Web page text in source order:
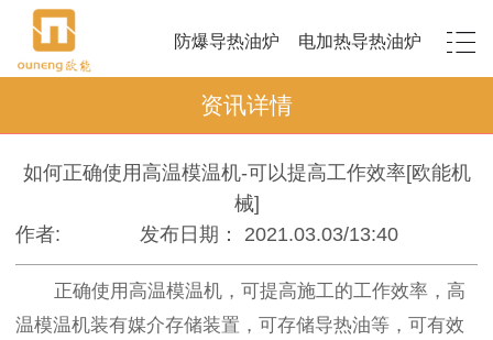
防爆导热油炉 电加热导热油炉
资讯详情
如何正确使用高温模温机-可以提高工作效率[欧能机
械]
作者:
发布日期： 2021.03.03/13:40
正确使用高温模温机，可提高施工的工作效率，高
温模温机装有媒介存储装置，可存储导热油等，可有效